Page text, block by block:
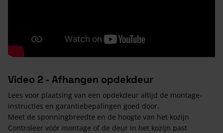
Video 2 - Afhangen opdekdeur
Lees voor plaatsing van een opdekdeur altijd de montage-
instructies en garantiebepalingen goed door.
Meet de sponningbreedte en de hoogte van het kozijn
Controleer vóór montage of de deur in het kozijn past